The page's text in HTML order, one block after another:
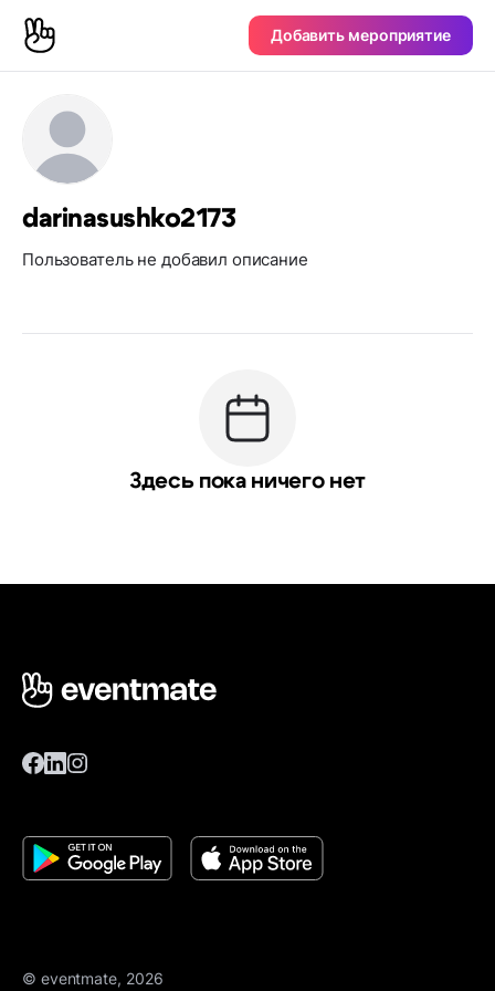
Добавить мероприятие
darinasushko2173
Пользователь не добавил описание
Здесь пока ничего нет
© eventmate, 2026